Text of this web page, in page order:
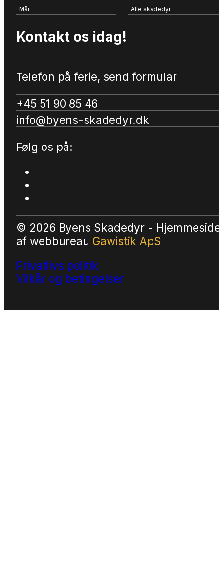
Mår Alle skadedyr
Kontakt os idag!
Telefon på ferie, send formular
+45 51 90 85 46
info@byens-skadedyr.dk
Følg os på:
© 2026 Byens Skadedyr -
af webbureau Gawistik ApS
Privatlivs politik
Vilkår og betingelser